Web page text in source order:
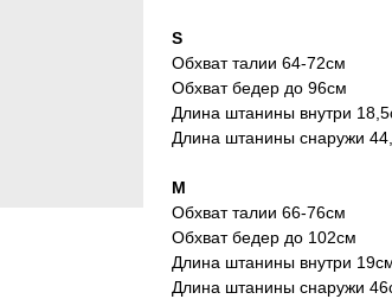
S
Обхват талии 64-72см
Обхват бедер до 96см
Длина штанины внутри
Длина штанины снаружи
M
Обхват талии 66-76см
Обхват бедер до 102см
Длина штанины внутри
Длина штанины снаружи